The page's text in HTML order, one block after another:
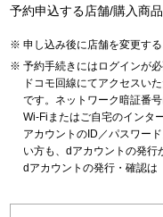
予約申込する店舗/購入商
申し込み後に店舗を変更する
予約手続きにはログインが必
ドコモ回線にてアクセスい
です。ネットワーク暗証番
Wi-Fiまたはご自宅のインタ
アカウントのID／パスワー
い方も、dアカウントの発行
dアカウントの発行・確認は